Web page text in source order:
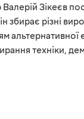
Зікеєв
збирає різні
альтернативної
техніки,